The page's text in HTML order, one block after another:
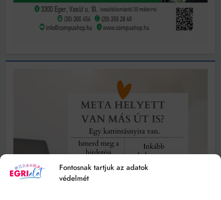
Fontosnak tartjuk az adatok
védelmét